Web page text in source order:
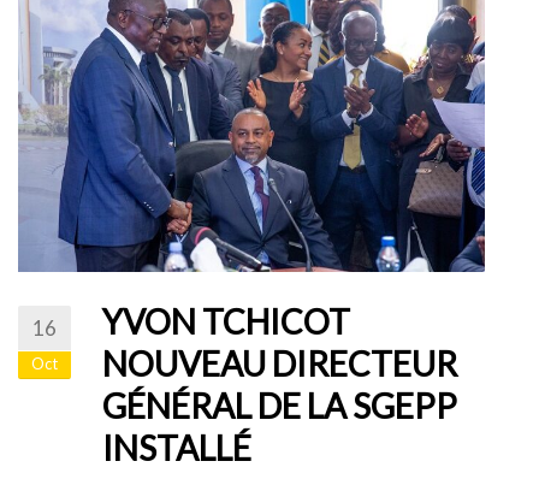
16
Oct
YVON TCHICOT
NOUVEAU DIRECTEUR
GÉNÉRAL DE LA SGEPP
INSTALLÉ